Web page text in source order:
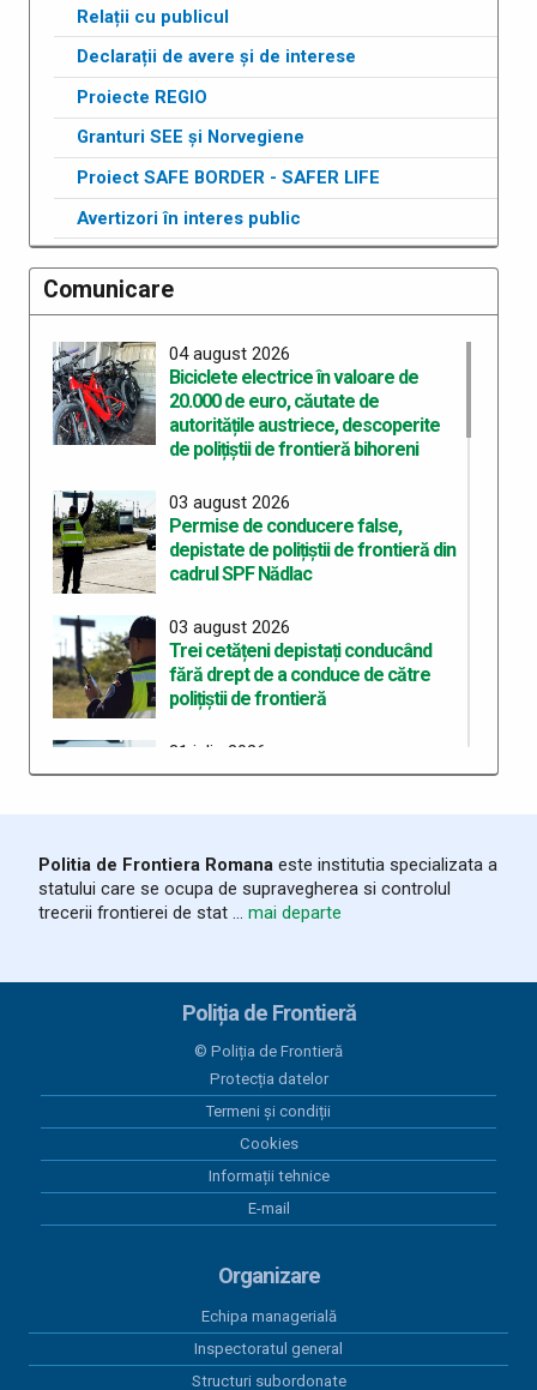
Relații cu publicul
Declarații de avere și de interese
Proiecte REGIO
Granturi SEE și Norvegiene
Proiect SAFE BORDER - SAFER LIFE
Avertizori în interes public
Comunicare
04 august 2026
Biciclete electrice în valoare de
20.000 de euro, căutate de
autoritățile austriece, descoperite
de polițiștii de frontieră bihoreni
03 august 2026
Permise de conducere false,
depistate de polițiștii de frontieră din
cadrul SPF Nădlac
03 august 2026
Trei cetățeni depistați conducând
fără drept de a conduce de către
polițiștii de frontieră
31 iulie 2026
Circulația automarfarelor pe
28 iulie 2026
Ziua Poliţiei de Frontieră sărbătorită
28 iulie 2026
Autoturism în valoare de aproximativ
62.000 de euro, căutat de autoritățile
poloneze, descoperit de polițiștii de
frontieră din cadrul SPF Valea lui
24 iulie 2026
Rezultatele Poliției de Frontieră
2026. Investiții, cooperare
internațională și consolidarea
securității frontierelor externe ale Uniunii Europene
21 iulie 2026
Politia de Frontiera Romana este institutia specializata a
statului care se ocupa de supravegherea si controlul
trecerii frontierei de stat ... mai departe
Poliția de Frontieră
© Poliția de Frontieră
Protecția datelor
Termeni și condiții
Cookies
Informații tehnice
E-mail
Organizare
Echipa managerială
Inspectoratul general
Structuri subordonate